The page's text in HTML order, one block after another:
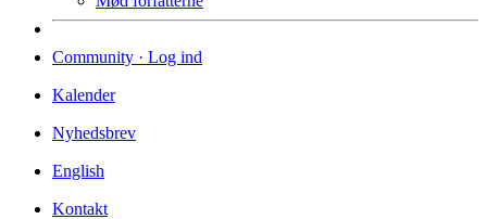
Community · Log ind
Kalender
Nyhedsbrev
English
Kontakt